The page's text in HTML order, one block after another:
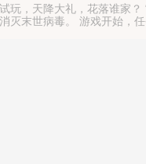
，天降大礼，花落谁家
末世病毒。 游戏开始，